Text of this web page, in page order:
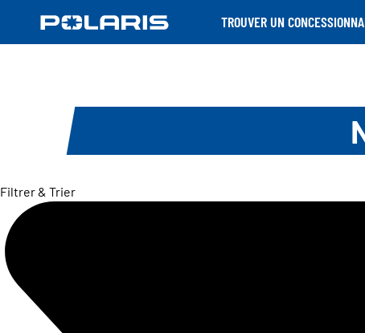
TROUVER UN
Filtrer & Trier